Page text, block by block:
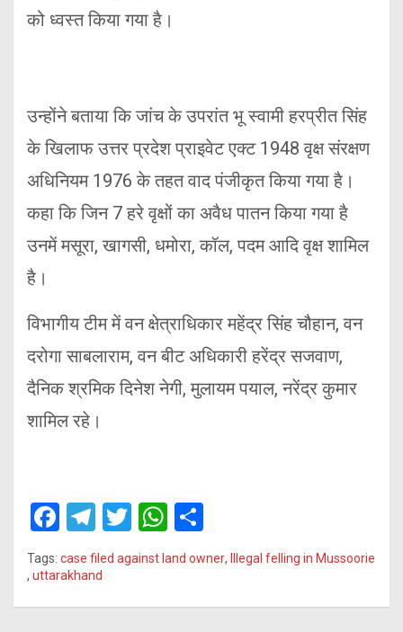
को ध्वस्त किया गया है।
उन्होंने बताया कि जांच के उपरांत भू स्वामी हरप्रीत सिंह
के खिलाफ उत्तर प्रदेश प्राइवेट एक्ट 1948 वृक्ष संरक्षण
अधिनियम 1976 के तहत वाद पंजीकृत किया गया है।
कहा कि जिन 7 हरे वृक्षों का अवैध पातन किया गया है
उनमें मसूरा, खागसी, धमोरा, कॉल, पदम आदि वृक्ष शामिल
है।
विभागीय टीम में वन क्षेत्राधिकार महेंद्र सिंह चौहान, वन
दरोगा साबलाराम, वन बीट अधिकारी हरेंद्र सजवाण,
दैनिक श्रमिक दिनेश नेगी, मुलायम पयाल, नरेंद्र कुमार
शामिल रहे।
F
ce
b
T
el
e
gr
T
wi
tt
er
W
at
s
ar
e
Tags: case filed against land owner, Illegal felling in Mussoorie
, uttarakhand